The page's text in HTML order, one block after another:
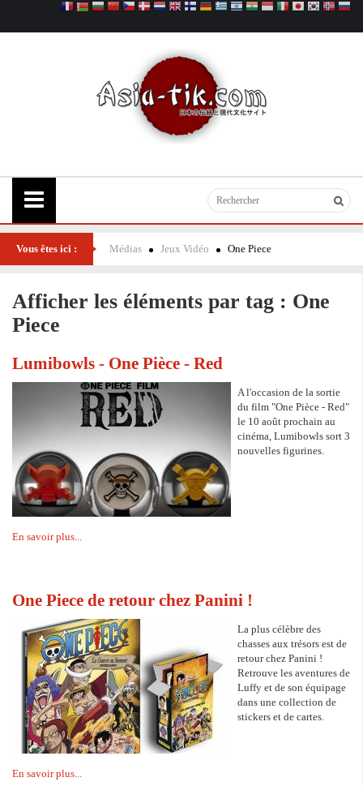
Vous êtes ici : Médias Jeux Vidéo One Piece
Afficher les éléments par tag : One
Piece
Lumibowls - One Pièce - Red
A l'occasion de la sortie
du film "One Pièce - Red"
le 10 août prochain au
cinéma, Lumibowls sort 3
nouvelles figurines.
En savoir plus...
One Piece de retour chez Panini !
La plus célèbre des
chasses aux trésors est de
retour chez Panini !
Retrouve les aventures de
Luffy et de son équipage
dans une collection de
stickers et de cartes.
En savoir plus...